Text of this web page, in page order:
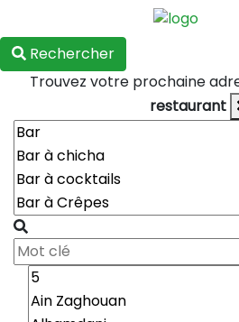
Rechercher
Trouvez votre prochaine
restaurant